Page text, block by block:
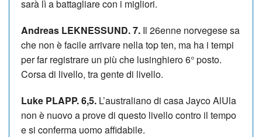
sarà lì a battagliare con i migliori.
Andreas LEKNESSUND. 7. Il 26enne norvegese sa
che non è facile arrivare nella top ten, ma ha i tempi
per far registrare un più che lusinghiero 6° posto.
Corsa di livello, tra gente di livello.
Luke PLAPP. 6,5. L’australiano di casa Jayco AlUla
non è nuovo a prove di questo livello contro il tempo
e si conferma uomo affidabile.